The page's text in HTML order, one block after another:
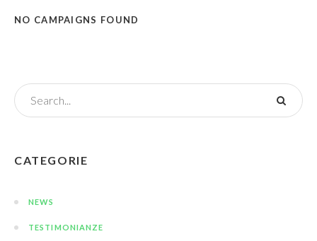
NO CAMPAIGNS FOUND
CATEGORIE
NEWS
TESTIMONIANZE